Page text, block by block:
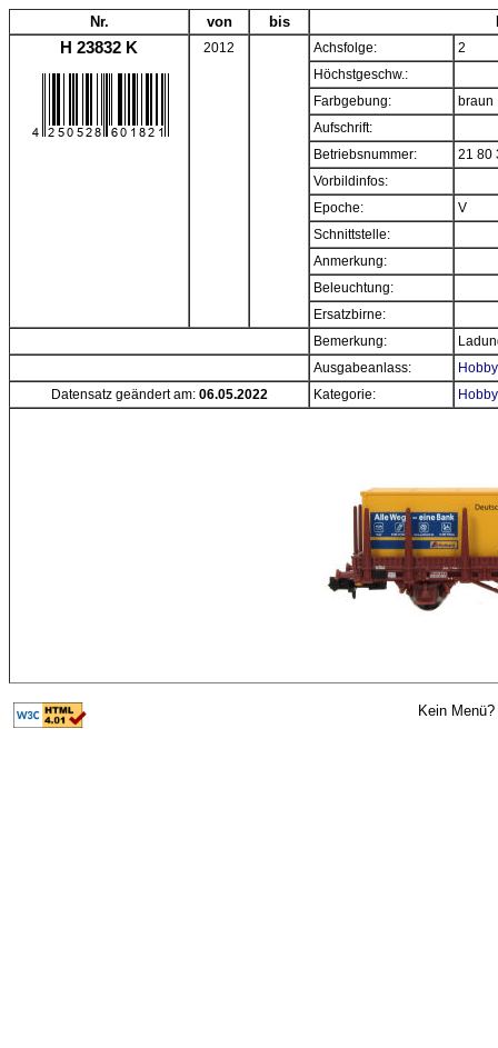
Nr. von bis
H 23832 K 2012 Achsfolge:
2
Höchstgeschw.:
Farbgebung:
braun
Aufschrift:
Betriebsnummer:
21 80
Vorbildinfos:
Epoche:
V
Schnittstelle:
Anmerkung:
Beleuchtung:
Ersatzbirne:
Bemerkung:
Ausgabeanlass:
Datensatz geändert am: 06.05.2022 Kategorie:
Kein